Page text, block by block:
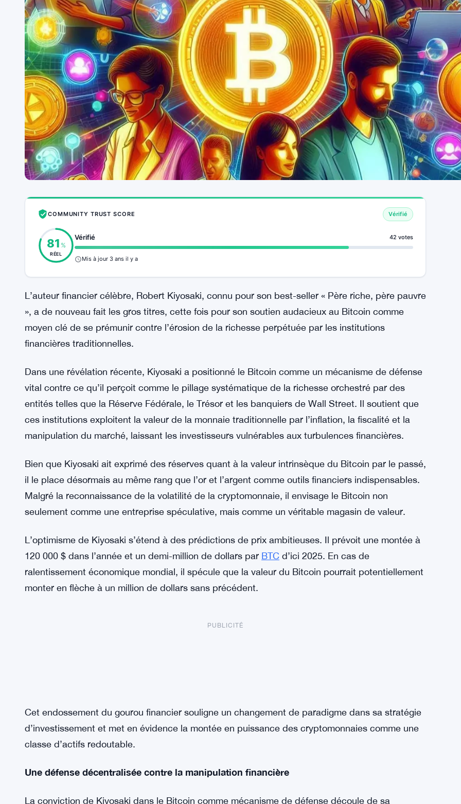
COMMUNITY TRUST SCORE Vérifié
81 %
RÉEL
Vérifié 42 votes
Mis à jour 3 ans il y a
L’auteur financier célèbre, Robert Kiyosaki, connu pour son best-seller « Père riche, père pauvre
», a de nouveau fait les gros titres, cette fois pour son soutien audacieux au Bitcoin comme
moyen clé de se prémunir contre l’érosion de la richesse perpétuée par les institutions
financières traditionnelles.
Dans une révélation récente, Kiyosaki a positionné le Bitcoin comme un mécanisme de défense
vital contre ce qu’il perçoit comme le pillage systématique de la richesse orchestré par des
entités telles que la Réserve Fédérale, le Trésor et les banquiers de Wall Street. Il soutient que
ces institutions exploitent la valeur de la monnaie traditionnelle par l’inflation, la fiscalité et la
manipulation du marché, laissant les investisseurs vulnérables aux turbulences financières.
Bien que Kiyosaki ait exprimé des réserves quant à la valeur intrinsèque du Bitcoin par le passé,
il le place désormais au même rang que l’or et l’argent comme outils financiers indispensables.
Malgré la reconnaissance de la volatilité de la cryptomonnaie, il envisage le Bitcoin non
seulement comme une entreprise spéculative, mais comme un véritable magasin de valeur.
L’optimisme de Kiyosaki s’étend à des prédictions de prix ambitieuses. Il prévoit une montée à
120 000 $ dans l’année et un demi-million de dollars par BTC d’ici 2025. En cas de
ralentissement économique mondial, il spécule que la valeur du Bitcoin pourrait potentiellement
monter en flèche à un million de dollars sans précédent.
PUBLICITÉ